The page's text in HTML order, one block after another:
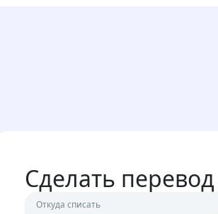
Сделать перевод
Откуда списать